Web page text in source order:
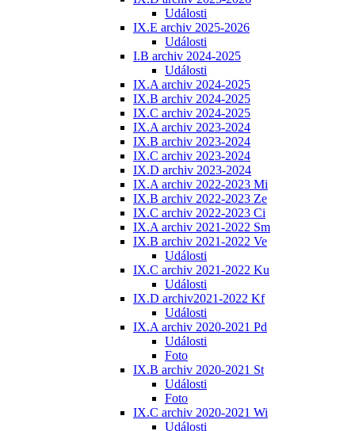
Události
IX.E archiv 2025-2026
Události
I.B archiv 2024-2025
Události
IX.A archiv 2024-2025
IX.B archiv 2024-2025
IX.C archiv 2024-2025
IX.A archiv 2023-2024
IX.B archiv 2023-2024
IX.C archiv 2023-2024
IX.D archiv 2023-2024
IX.A archiv 2022-2023 Mi
IX.B archiv 2022-2023 Ze
IX.C archiv 2022-2023 Ci
IX.A archiv 2021-2022 Sm
IX.B archiv 2021-2022 Ve
Události
IX.C archiv 2021-2022 Ku
Události
IX.D archiv2021-2022 Kf
Události
IX.A archiv 2020-2021 Pd
Události
Foto
IX.B archiv 2020-2021 St
Události
Foto
IX.C archiv 2020-2021 Wi
Události